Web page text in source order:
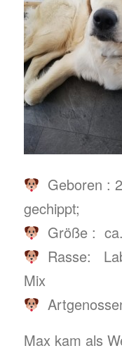
Geboren :
gechippt;
Größe :
Rasse:
Mix
Max kam als